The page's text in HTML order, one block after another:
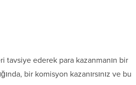
tavsiye ederek para kazanmanın bir
bir komisyon kazanırsınız ve bu